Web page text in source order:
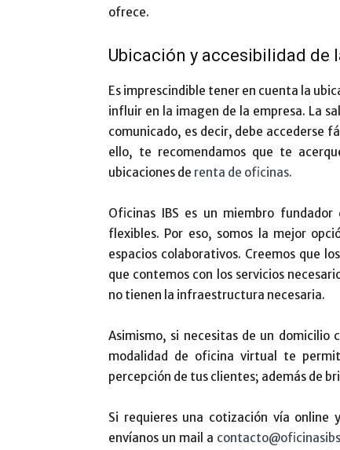
ofrece.
Ubicación y accesibilidad de
Es imprescindible tener en cuenta la
influir en la imagen de la empresa. La
comunicado, es decir, debe accederse
ello, te recomendamos que te
ubicaciones de renta de oficinas.
Oficinas IBS es un miembro
flexibles. Por eso, somos la mejor
espacios colaborativos. Creemos que
que contemos con los servicios
no tienen la infraestructura necesaria.
Asimismo, si necesitas de un
modalidad de oficina virtual te
percepción de tus clientes; además de
Si requieres una cotización vía
envíanos un mail a